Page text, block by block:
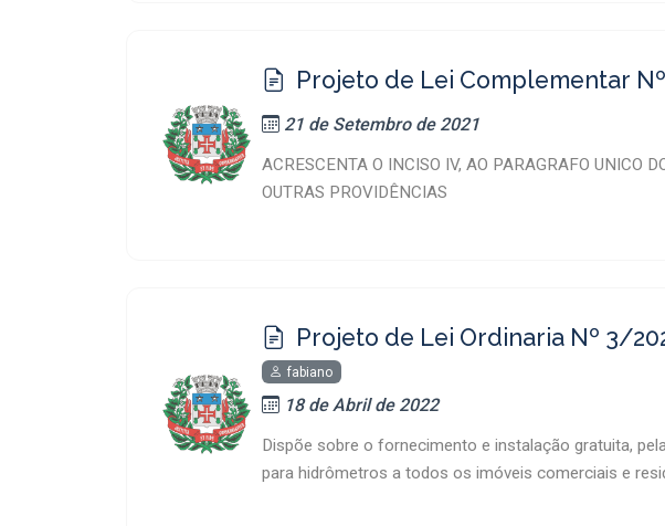
Projeto de Lei Complementar
21 de Setembro de 2021
ACRESCENTA O INCISO IV, AO PARAGRAFO UNICO
OUTRAS PROVIDÊNCIAS
Projeto de Lei Ordinaria Nº 3/
fabiano
18 de Abril de 2022
Dispõe sobre o fornecimento e instalação gratuita,
para hidrômetros a todos os imóveis comerciais e